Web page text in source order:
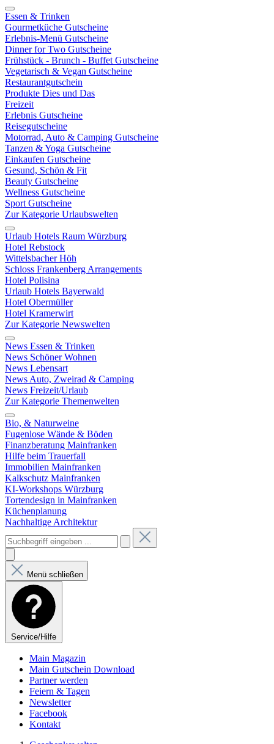
Essen & Trinken
Gourmetküche Gutscheine
Erlebnis-Menü Gutscheine
Dinner for Two Gutscheine
Frühstück - Brunch - Buffet Gutscheine
Vegetarisch & Vegan Gutscheine
Restaurantgutschein
Produkte Dies und Das
Freizeit
Erlebnis Gutscheine
Reisegutscheine
Motorrad, Auto & Camping Gutscheine
Tanzen & Yoga Gutscheine
Einkaufen Gutscheine
Gesund, Schön & Fit
Beauty Gutscheine
Wellness Gutscheine
Sport Gutscheine
Zur Kategorie Urlaubswelten
Urlaub Hotels Raum Würzburg
Hotel Rebstock
Wittelsbacher Höh
Schloss Frankenberg Arrangements
Hotel Polisina
Urlaub Hotels Bayerwald
Hotel Obermüller
Hotel Kramerwirt
Zur Kategorie Newswelten
News Essen & Trinken
News Schöner Wohnen
News Lebensart
News Auto, Zweirad & Camping
News Freizeit/Urlaub
Zur Kategorie Themenwelten
Bio, & Naturweine
Fugenlose Wände & Böden
Finanzberatung Mainfranken
Hilfe beim Trauerfall
Immobilien Mainfranken
Kalkschutz Mainfranken
KI-Workshops Würzburg
Tortendesign in Mainfranken
Küchenplanung
Nachhaltige Architektur
Menü schließen
Service/Hilfe
Main Magazin
Main Gutschein Download
Partner werden
Feiern & Tagen
Newsletter
Facebook
Kontakt